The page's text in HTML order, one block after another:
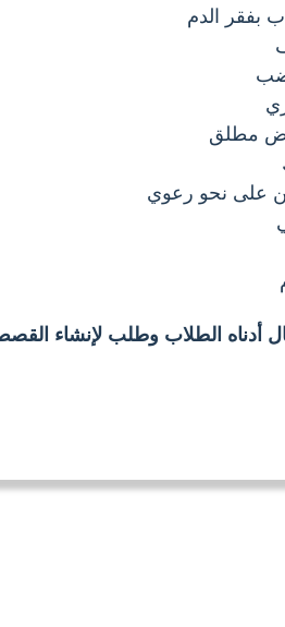
بفقر الدم
مطلق
على نحو رعوي
أدناه الطلاب وطلب لإنشاء